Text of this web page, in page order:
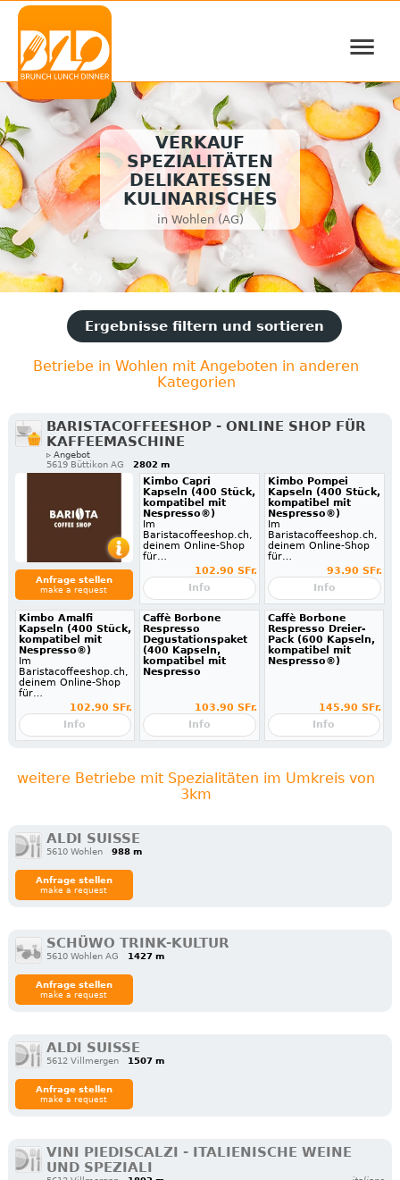
≡
VERKAUF
SPEZIALITÄTEN
DELIKATESSEN
KULINARISCHES
in Wohlen (AG)
Ergebnisse filtern und sortieren
Betriebe in Wohlen mit Angeboten in anderen
Kategorien
BARISTACOFFEESHOP - ONLINE SHOP FÜR
KAFFEEMASCHINE
▹ Angebot
5619 Büttikon AG
2802 m
Anfrage stellen
make a request
Kimbo Capri
Kapseln (400 Stück,
kompatibel mit
Nespresso®)
Im
Baristacoffeeshop.ch,
deinem Online-Shop
für…
102.90 SFr.
Info
Kimbo Pompei
Kapseln (400 Stück,
kompatibel mit
Nespresso®)
Im
Baristacoffeeshop.ch,
deinem Online-Shop
für…
93.90 SFr.
Info
Kimbo Amalfi
Kapseln (400 Stück,
kompatibel mit
Nespresso®)
Im
Baristacoffeeshop.ch,
deinem Online-Shop
für…
102.90 SFr.
Info
Caffè Borbone
Respresso
Degustationspaket
(400 Kapseln,
kompatibel mit
Nespresso
103.90 SFr.
Info
Caffè Borbone
Respresso Dreier-
Pack (600 Kapseln,
kompatibel mit
Nespresso®)
145.90 SFr.
Info
weitere Betriebe mit Spezialitäten im Umkreis von
3km
ALDI SUISSE
5610 Wohlen 988 m
Anfrage stellen
make a request
SCHÜWO TRINK-KULTUR
5610 Wohlen AG 1427 m
Anfrage stellen
make a request
ALDI SUISSE
5612 Villmergen 1507 m
Anfrage stellen
make a request
VINI PIEDISCALZI - ITALIENISCHE WEINE
UND SPEZIALI